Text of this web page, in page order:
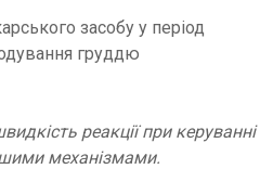
засобу у період
груддю
реакції при керуванні
механізмами.